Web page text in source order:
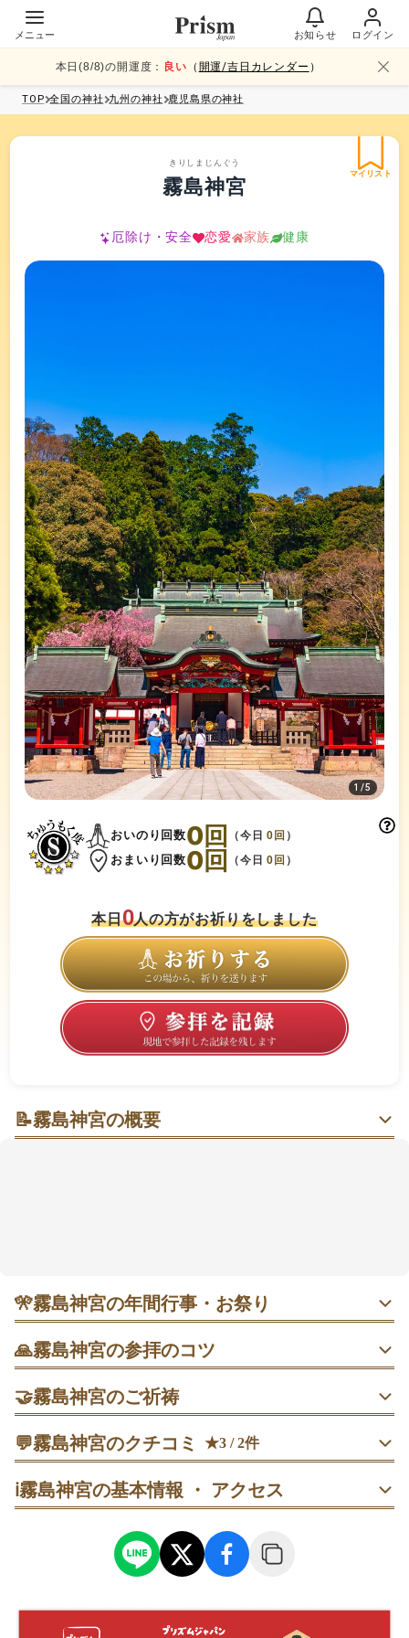
メニュー お知らせ ログイン
本日(8/8)の開運度： 良い （ 開運/吉日カレンダー ）
TOP 全国の神社 九州の神社 鹿児島県の神社
マイリスト
きりしまじんぐう
霧島神宮
厄除け・安全 恋愛 家族 健康
1/5
おいのり回数0回 （今日0回 ）
おまいり回数0回 （今日0回 ）
本日0人の方がお祈りをしました
📝霧島神宮の概要
す。駅からはバスまたはタクシー利用が目安で、駐車
場も約500台分あるので予定が立てやすそうです🚗
🎌霧島神宮の年間行事・お祭り
1月1日 歳旦祭｜元旦は混雑しやすいため、早朝（午前7時
以前）の参拝が比較的落ち着きやすいと案内されていま
す。
中は混雑しやすいようです。開始前の午前中に参拝してお
くと安心です。
🙏霧島神宮の参拝のコツ
参道は急がず、鳥居をくぐるたびに一度立ち止まって社殿
の方向を見上げてから進む。最後に拝殿前で姿勢を整えて
一礼する。
へ。拝殿参拝後に石段を上がり、本殿の前でもう一度丁寧
に手を合わせる。
拝殿の参拝を終えてから本殿へ上がり、石段の上で立ち止
まって深呼吸を一回。景観を見たあとに一礼してから、手
🤝霧島神宮のご祈祷
家内安全祈願
家内安全祈願。家庭・家族の無事と安泰を願う祈祷で、当
交通安全祈願。交通事故防止と安全運転を願う祈祷で、当
日受付（予約不要）として案内されています。
厄除祈願
厄除祈願。年齢にあわせた厄災を祓う祈祷で、当日受付
💬霧島神宮のクチコミ ★3 / 2件
訪問日： 2024/05/25
ℹ️霧島神宮の基本情報 ・ アクセス